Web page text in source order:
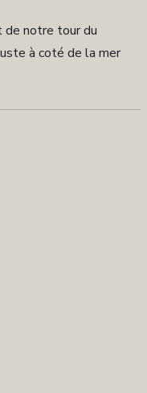
de notre tour du
à coté de la mer